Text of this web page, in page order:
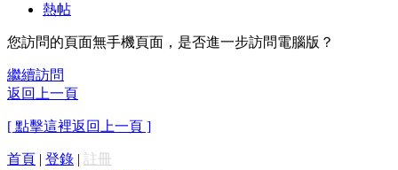
熱帖
您訪問的頁面無手機頁面，是否進一步訪問電腦版？
繼續訪問
返回上一頁
[ 點擊這裡返回上一頁 ]
首頁 | 登錄 | 註冊